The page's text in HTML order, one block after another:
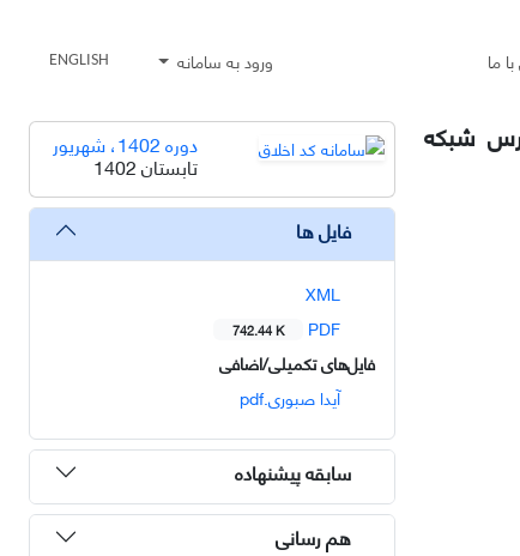
ما ورود به سامانه ENGLISH
شبکه دوره 1402، شهریور
تابستان 1402
فایل ها
XML
PDF
742.44 K
فایل‌های تکمیلی/اضافی
آیدا صبوری.pdf
سابقه پیشنهاده
هم رسانی